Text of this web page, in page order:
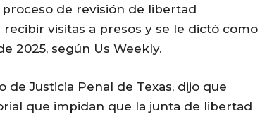
de revisión de libertad
visitas a presos y se le dictó como
2025, según Us Weekly.
Justicia Penal de Texas, dijo que
que impidan que la junta de libertad